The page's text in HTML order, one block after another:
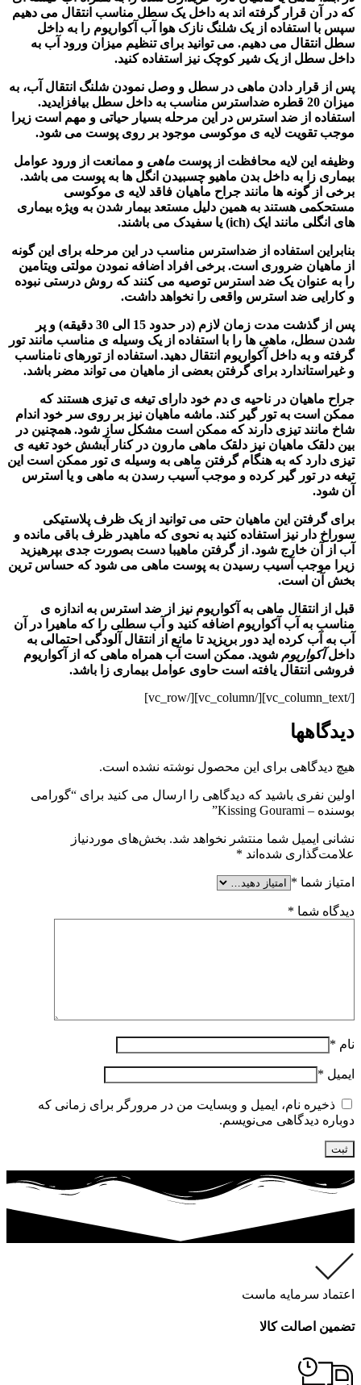
که در آن قرار گرفته اند به داخل یک سطل مناسب انتقال می دهیم
سپس با استفاده از یک شلنگ نازک هوا آب آکواریوم را به داخل
سطل انتقال می دهیم. می توانید برای تنظیم میزان ورود آب به
داخل سطل از یک شیر کوچک نیز استفاده کنید.
پس از قرار دادن ماهی در سطل و وصل نمودن شلنگ انتقال آب، به
میزان 20 قطره ضداسترس مناسب به داخل سطل بیافزایدید.
استفاده از ضد استرس در این مرحله بسیار حیاتی و مهم است زیرا
موجب تقویت لایه ی موکوسی موجود بر روی پوست می شود.
وظیفه این لایه محافظت از پوست ماهی و ممانعت از ورود عوامل
بیماری زا به داخل بدن ماهیو چسبیدن انگل ها به پوست می باشد.
برخی از گونه ها مانند جراح ماهیان فاقد لایه ی موکوسی
مستحکمی هستند به همین دلیل مستعد بیمار شدن به ویژه بیماری
های انگلی مانند ایک (ich) یا سفیدک می باشند.
بنابراین استفاده از ضداسترس مناسب در این مرحله برای این گونه
از ماهیان ضروری است. برخی افراد اضافه نمودن مولتی ویتامین
را به عنوان یک ضد استرس توصیه می کنند که روش درستی نبوده
و کارایی ضد استرس واقعی را نخواهد داشت.
پس از گذشت مدت زمان لازم (در حدود 15 الی 30 دقیقه) و پر
شدن سطل، ماهی ها را با استفاده از یک وسیله ی مناسب مانند تور
گرفته و به داخل آکواریوم انتقال دهید. استفاده از تورهای نامناسب
و غیراستاندارد برای گرفتن بعضی از ماهیان می تواند مضر باشد.
جراح ماهیان در ناحیه ی دم خود دارای تیغه ی تیزی هستند که
ممکن است به تور گیر کند. ماشه ماهیان نیز بر روی سر خود اندام
شاخ مانند تیزی دارند که ممکن است مشکل ساز شود. همچنین در
بین دلقک ماهیان نیز دلقک ماهی مارون در کنار آبشش خود تغیه ی
تیزی دارد که به هنگام گرفتن ماهی به وسیله ی تور ممکن است این
تیغه در تور گیر کرده و موجب آسیب رسدن به ماهی و یا استرس
آن شود.
برای گرفتن این ماهیان حتی می توانید از یک ظرف پلاستیکی
سوراخ دار نیز استفاده کنید به نحوی که ماهیدر ظرف باقی مانده و
آب از آن خارج شود. از گرفتن ماهیبا دست بصورت جدی بپرهیزید
زیرا موجب آسیب رسیدن به پوست ماهی می شود که حساس ترین
بخش آن است.
قبل از انتقال ماهی به آکواریوم نیز از ضد استرس به اندازه ی
مناسب به آب آکواریوم اضافه کنید و آب سطلی را که ماهیرا در آن
آب به آب کرده اید دور بریزید تا مانع از انتقال آلودگی احتمالی به
داخلآکواریوم شوید. ممکن است آب همراه ماهی که از
آکواریوم
فروشی انتقال یافته است حاوی عوامل بیماری زا باشد.
[/vc_column_text][/vc_column][/vc_row]
دیدگاهها
هیچ دیدگاهی برای این محصول نوشته نشده است.
اولین نفری باشید که دیدگاهی را ارسال می کنید برای “گورامی
بوسنده – Kissing Gourami”
نشانی ایمیل شما منتشر نخواهد شد. بخش‌های موردنیاز
علامت‌گذاری شده‌اند *
امتیاز شما *
دیدگاه شما *
نام *
ایمیل *
ذخیره نام، ایمیل و وبسایت من در مرورگر برای زمانی که
دوباره دیدگاهی می‌نویسم.
اعتماد سرمایه ماست
تضمین اصالت کالا